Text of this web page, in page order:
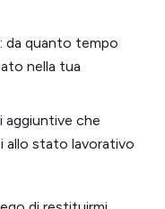
da quanto tempo
nella tua
che
allo stato lavorativo